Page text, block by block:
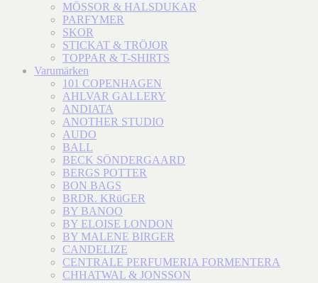
MÖSSOR & HALSDUKAR
PARFYMER
SKOR
STICKAT & TRÖJOR
TOPPAR & T-SHIRTS
Varumärken
101 COPENHAGEN
AHLVAR GALLERY
ANDIATA
ANOTHER STUDIO
AUDO
BALL
BECK SÖNDERGAARD
BERGS POTTER
BON BAGS
BRDR. KRüGER
BY BANOO
BY ELOISE LONDON
BY MALENE BIRGER
CANDELIZE
CENTRALE PERFUMERIA FORMENTERA
CHHATWAL & JONSSON